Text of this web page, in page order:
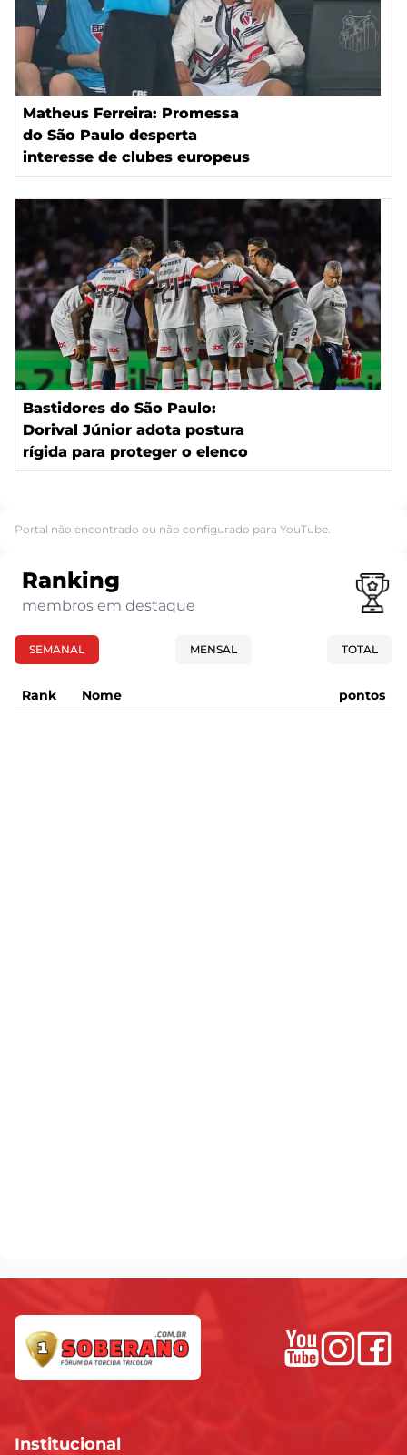
Matheus Ferreira: Promessa
do São Paulo desperta
interesse de clubes europeus
Bastidores do São Paulo:
Dorival Júnior adota postura
rígida para proteger o elenco
Portal não encontrado ou não configurado para YouTube.
Ranking
membros em destaque
SEMANAL MENSAL TOTAL
Rank Nome pontos
Institucional